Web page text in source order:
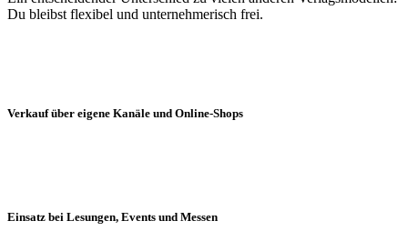
Du bleibst flexibel und unternehmerisch frei.
Verkauf über eigene Kanäle und Online-Shops
Einsatz bei Lesungen, Events und Messen